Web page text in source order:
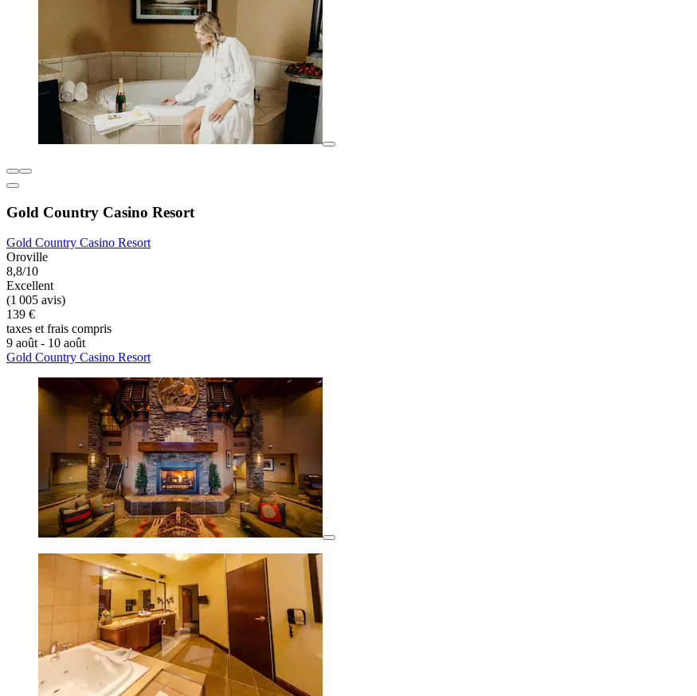
Gold Country Casino Resort
Gold Country Casino Resort
Oroville
8,8/10
Excellent
(1 005 avis)
139 €
taxes et frais compris
9 août - 10 août
Gold Country Casino Resort